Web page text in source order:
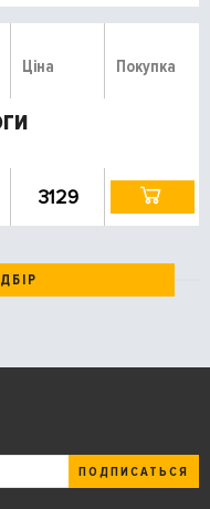
Ціна Покупка
3129
ПОДПИСАТЬСЯ